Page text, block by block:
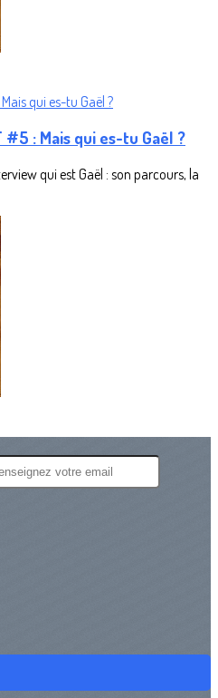
#5 : Mais qui es-tu Gaël ?
qui est Gaël : son parcours, la